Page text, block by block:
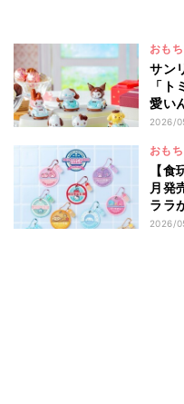
おも
サン
「
愛い
んか
2026/
おも
【
月発
ララ
なの
2026/